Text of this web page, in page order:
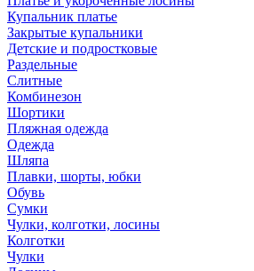
Купальник платье
Закрытые купальники
Детские и подростковые
Раздельные
Слитные
Комбинезон
Шортики
Пляжная одежда
Одежда
Шляпа
Плавки, шорты, юбки
Обувь
Сумки
Чулки, колготки, лосины
Колготки
Чулки